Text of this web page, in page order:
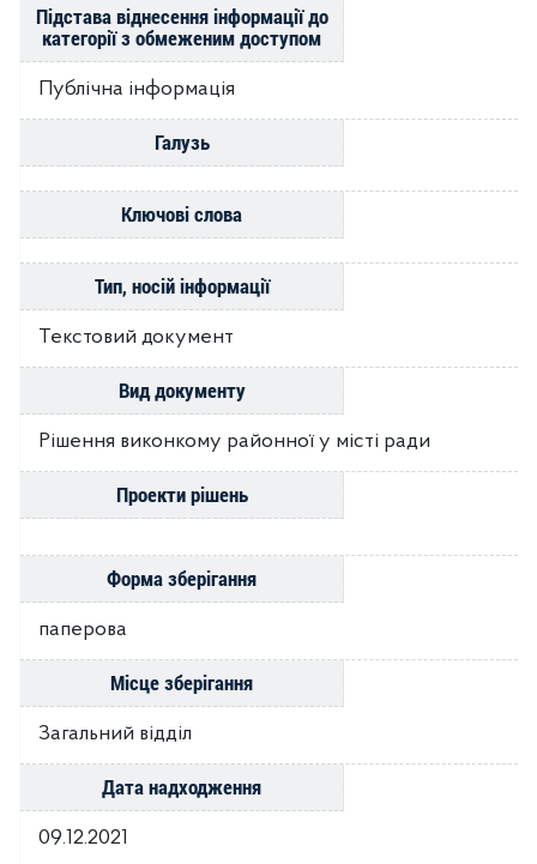
Підстава віднесення інформації до
категорії з обмеженим доступом
Публічна інформація
Галузь
Ключові слова
Тип, носій інформації
Текстовий документ
Вид документу
Рішення виконкому районної у місті ради
Проекти рішень
Форма зберігання
паперова
Місце зберігання
Загальний відділ
Дата надходження
09.12.2021